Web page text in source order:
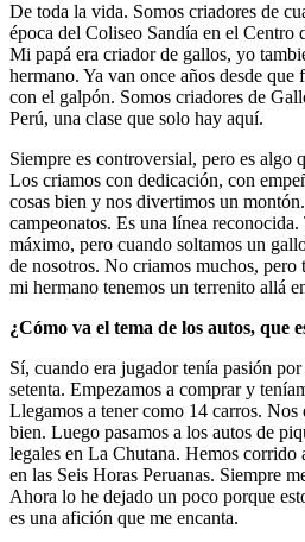
De toda la vida. Somos criadores de
época del Coliseo Sandía en el Centro
Mi papá era criador de gallos, yo
hermano. Ya van once años desde
con el galpón. Somos criadores de
Perú, una clase que solo hay aquí.
Siempre es controversial, pero es algo
Los criamos con dedicación, con
cosas bien y nos divertimos un
campeonatos. Es una línea
máximo, pero cuando soltamos un
de nosotros. No criamos muchos, pero
mi hermano tenemos un terrenito allá
¿Cómo va el tema de los autos, que
Sí, cuando era jugador tenía pasión
setenta. Empezamos a comprar y
Llegamos a tener como 14 carros. Nos
bien. Luego pasamos a los autos de
legales en La Chutana. Hemos
en las Seis Horas Peruanas. Siempre
Ahora lo he dejado un poco porque
es una afición que me encanta.